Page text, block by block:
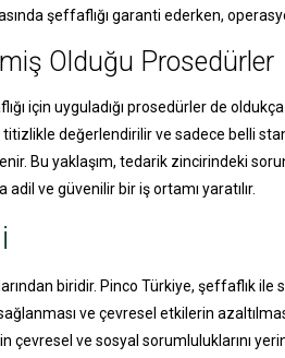
şeffaflığı garanti ederken,
Olduğu Prosedürler
için uyguladığı prosedürler de
değerlendirilir ve sadece belli
Bu yaklaşım, tedarik zincirindeki
ve güvenilir bir iş ortamı yaratılır.
biridir. Pinco Türkiye, şeffaflık
ve çevresel etkilerin
ve sosyal sorumluluklarını